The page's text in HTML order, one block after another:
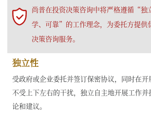
尚普在投资决策咨询中将严格遵循“独
学、可靠”的工作理念，为委托方提供
决策咨询服务。
独立性
受政府或企业委托并签订保密协议，同时在
不受上下左右的干扰，独立自主地开展工作
论和建议。